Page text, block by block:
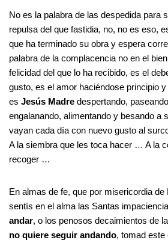
No es la palabra de las despedida para
repulsa del que fastidia, no, no es eso,
que ha terminado su obra y espera
palabra de la complacencia no en el
felicidad del que lo ha recibido, es el
gusto, es el amor haciéndose principio
es Jesús Madre despertando,
engalanando, alimentando y besando a
vayan cada día con nuevo gusto al
A la siembra que les toca hacer … A la
recoger …
En almas de fe, que por misericordia de
sentís en el alma las Santas
andar, o los penosos decaimientos de
no quiere seguir andando, tomad este